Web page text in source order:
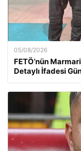
05/08/2026
FETÖ’nün
Detaylı İfadesi